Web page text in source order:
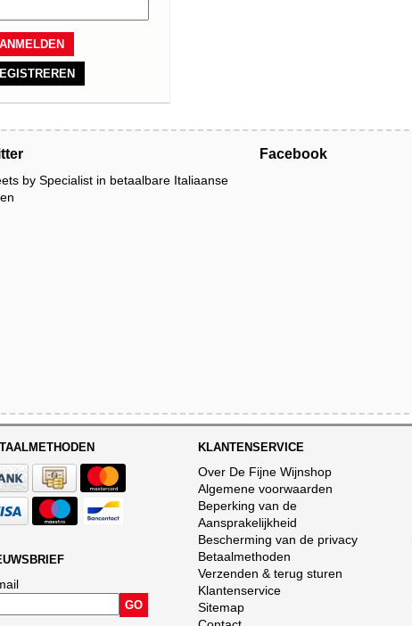
by Specialist in betaalbare Italiaanse
Facebook
KLANTENSERVICE
Over De Fijne Wijnshop
Algemene voorwaarden
Beperking van de
Aansprakelijkheid
Bescherming van de privacy
Betaalmethoden
Verzenden & terug sturen
Klantenservice
Sitemap